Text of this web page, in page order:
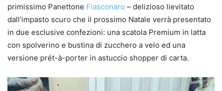
primissimo Panettone Fiasconaro – delizioso lievitato
dall’impasto scuro che il prossimo Natale verrà presentato
in due esclusive confezioni: una scatola Premium in latta
con spolverino e bustina di zucchero a velo ed una
versione prét-à-porter in astuccio shopper di carta.